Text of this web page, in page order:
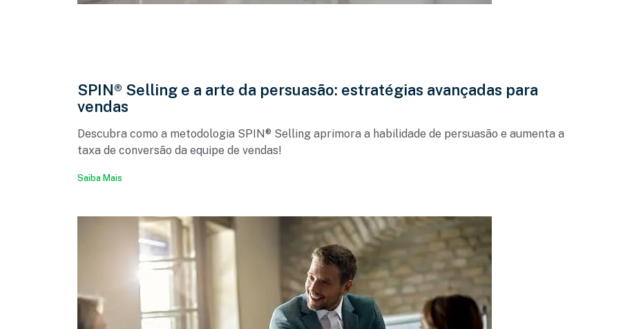
SPIN® Selling e a arte da persuasão: estratégias avançadas para
vendas
Descubra como a metodologia SPIN® Selling aprimora a habilidade de persuasão e aumenta a
taxa de conversão da equipe de vendas!
Saiba Mais